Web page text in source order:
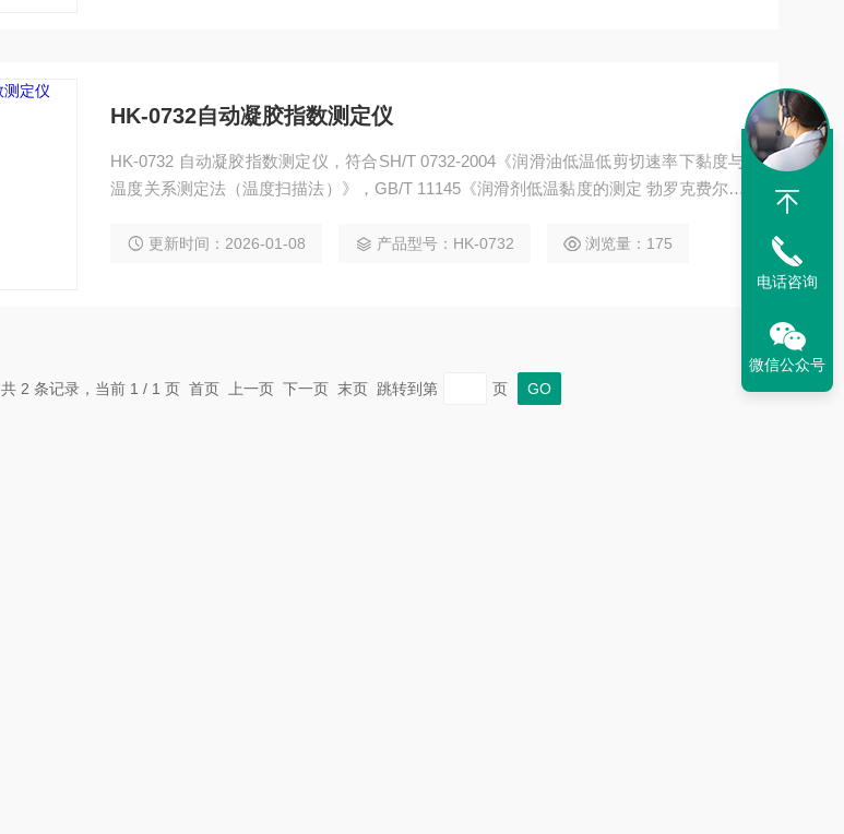
HK-0732自动凝胶指数测定仪
HK-0732 自动凝胶指数测定仪，符合SH/T 0732-2004《润滑油低温低剪切速率下黏度与
温度关系测定法（温度扫描法）》，GB/T 11145《润滑剂低温黏度的测定 勃罗克费尔特
度，表观黏度，凝胶指数，凝胶指数温度，一台仪器进行多种试验。
更新时间：2026-01-08 产品型号：HK-0732 浏览量：175
共 2 条记录，当前 1 / 1 页 首页 上一页 下一页 末页 跳转到第 页
电话咨询
微信公众号